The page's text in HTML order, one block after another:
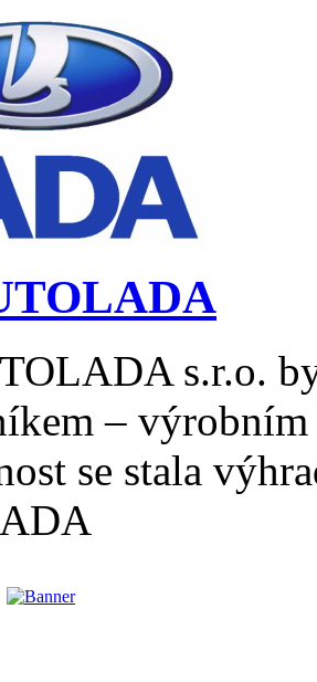
s.r.o.
–
se stala